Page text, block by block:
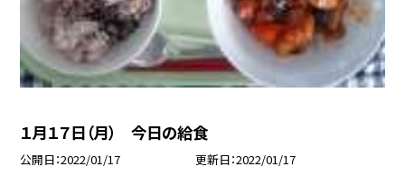
１月１７日（月） 今日の給食
公開日 2022/01/17 更新日 2022/01/17